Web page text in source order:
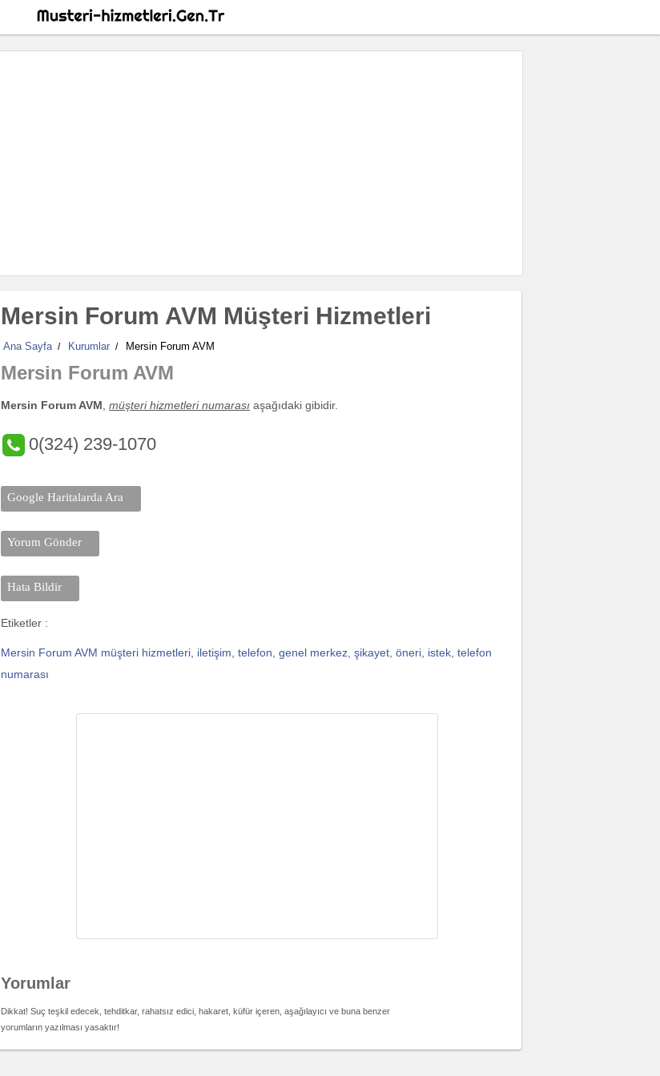
Mersin Forum AVM Müşteri Hizmetleri
Ana Sayfa / Kurumlar / Mersin Forum AVM
Mersin Forum AVM
Mersin Forum AVM ,müşteri hizmetleri numarası aşağıdaki gibidir.
0(324) 239-1070
Google Haritalarda Ara
Yorum Gönder
Hata Bildir
Etiketler :
Mersin Forum AVM müşteri hizmetleri iletişim ,telefon ,genel merkez ,şikayet ,öneri istek ,telefon
numarası
Yorumlar
Dikkat! Suç teşkil edecek, tehditkar, rahatsız edici, hakaret, küfür içeren, aşağılayıcı ve buna benzer
yorumların yazılması yasaktır!